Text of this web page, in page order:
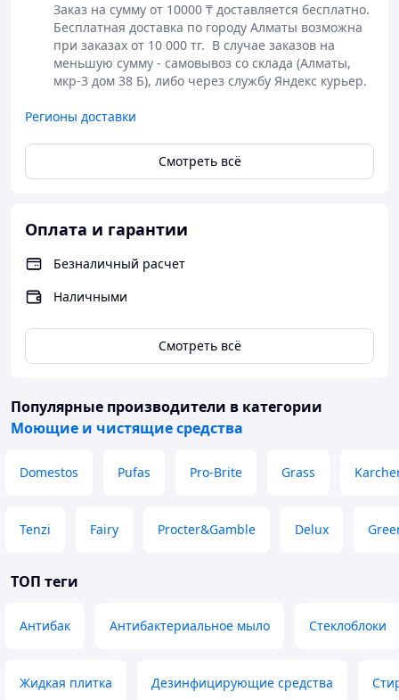
Заказ на сумму от 10000 ₸ доставляется бесплатно.
Бесплатная доставка по городу Алматы возможна
при заказах от 10 000 тг.  В случае заказов на
меньшую сумму - самовывоз со склада (Алматы,
мкр-3 дом 38 Б), либо через службу Яндекс курьер.
Регионы доставки
Смотреть всё
Оплата и гарантии
Безналичный расчет
Наличными
Смотреть всё
Популярные производители в категории
Моющие и чистящие средства
Domestos Pufas Pro-Brite Grass
Tenzi Fairy Procter&Gamble Delux
ТОП теги
Антибак Антибактериальное мыло Стеклоблоки
Жидкая плитка Дезинфицирующие средства